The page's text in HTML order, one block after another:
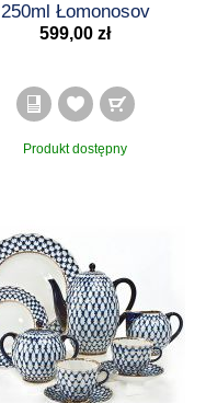
250ml Łomonosov
599,00 zł
Produkt dostępny